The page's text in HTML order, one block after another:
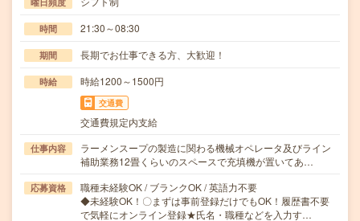
時間 21:30～08:30
期間 長期でお仕事できる方、大歓迎！
時給 時給1200～1500円
交通費
交通費規定内支給
仕事内容
ラーメンスープの製造に関わる機械オペレータ及びライン
補助業務12畳くらいのスペースで充填機が置いてあ…
応募資格
職種未経験OK / ブランクOK / 英語力不要
◆未経験OK！〇まずは事前登録だけでもOK！履歴書不要
で気軽にオンライン登録★氏名・職種などを入力す…